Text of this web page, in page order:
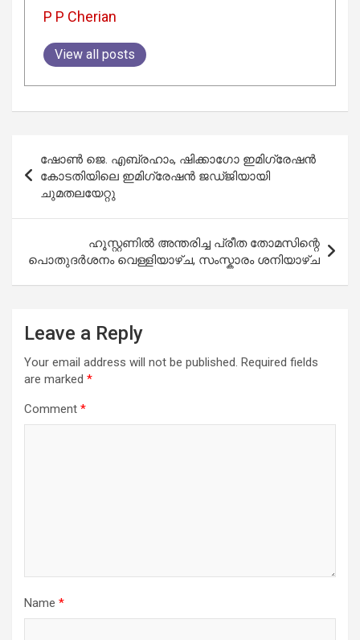
P P Cherian
View all posts
navigation
ഷോൺ ജെ. എബ്രഹാം, ഷിക്കാഗോ ഇമിഗ്രേഷൻ
കോടതിയിലെ ഇമിഗ്രേഷൻ ജഡ്ജിയായി
ചുമതലയേറ്റു
ഹൂസ്റ്റണിൽ അന്തരിച്ച പ്രീത തോമസിന്റെ
പൊതുദർശനം വെള്ളിയാഴ്ച, സംസ്കാരം ശനിയാഴ്ച
Leave a Reply
Your email address will not be published. Required fields
are marked *
Comment *
Name *